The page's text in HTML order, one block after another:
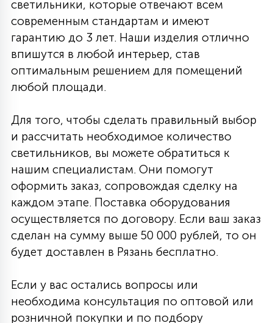
светильники, которые отвечают всем
современным стандартам и имеют
гарантию до 3 лет. Наши изделия отлично
впишутся в любой интерьер, став
оптимальным решением для помещений
любой площади.
Для того, чтобы сделать правильный выбор
и рассчитать необходимое количество
светильников, вы можете обратиться к
нашим специалистам. Они помогут
оформить заказ, сопровождая сделку на
каждом этапе. Поставка оборудования
осуществляется по договору. Если ваш заказ
сделан на сумму выше 50 000 рублей, то он
будет доставлен в Рязань бесплатно.
Если у вас остались вопросы или
необходима консультация по оптовой или
розничной покупки и по подбору